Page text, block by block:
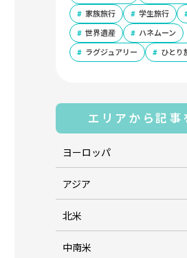
家族旅行 学生旅行
世界遺産 ハネムーン
ラグジュアリー ひとり
エリアから記事
ヨーロッパ
アジア
北米
中南米